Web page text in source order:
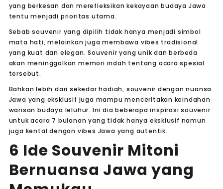
yang berkesan dan merefleksikan kekayaan budaya Jawa
tentu menjadi prioritas utama.
Sebab souvenir yang dipilih tidak hanya menjadi simbol
mata hati, melainkan juga membawa vibes tradisional
yang kuat dan elegan. Souvenir yang unik dan berbeda
akan meninggalkan memori indah tentang acara spesial
tersebut.
Bahkan lebih dari sekedar hadiah, souvenir dengan nuansa
Jawa yang eksklusif juga mampu menceritakan keindahan
warisan budaya leluhur. Ini dia beberapa inspirasi souvenir
untuk acara 7 bulanan yang tidak hanya eksklusif namun
juga kental dengan vibes Jawa yang autentik.
6 Ide Souvenir Mitoni
Bernuansa Jawa yang